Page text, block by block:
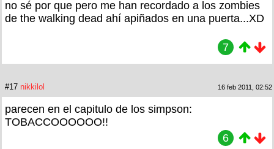
no sé por que pero me han recordado a los zombies
de the walking dead ahí apiñados en una puerta...XD
7
#17 nikkilol 16 feb 2011, 02:52
parecen en el capitulo de los simpson:
TOBACCOOOOOO!!
6